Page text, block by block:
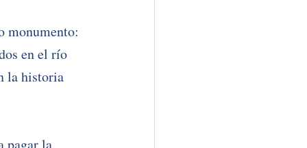
monumento:
en el río
la historia